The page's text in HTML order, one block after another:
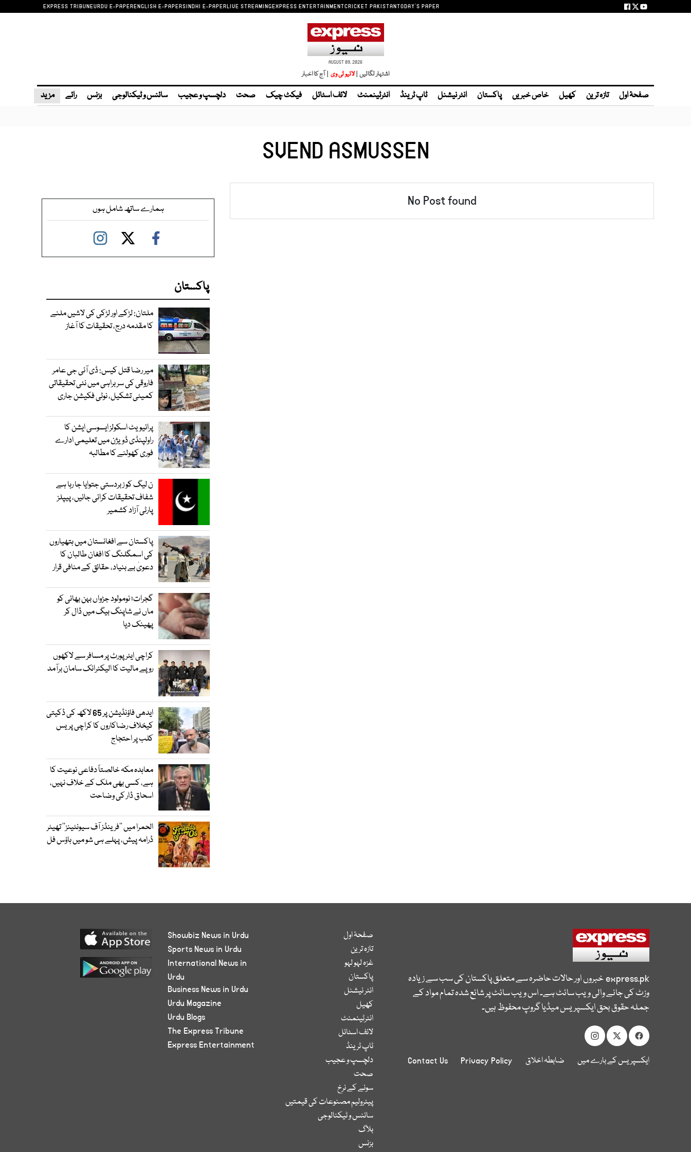
EXPRESS TRIBUNEURDU E-PAPERENGLISH E-PAPERSINDHI E-PAPERLIVE STREAMINGEXPRESS ENTERTAINMENTCRICKET PAKISTANTODAY'S PAPER
AUGUST 09, 2026
اشتہار لگائیں | | آج کا اخبار
صفحۂ اول تازہ ترین کھیل خاص خبریں پاکستان انٹر نیشنل ٹاپ ٹرینڈ انٹرٹینمنٹ لائف اسٹائل فیکٹ چیک صحت دلچسپ و عجیب سائنس و ٹیکنالوجی بزنس رائے مزید
SVEND ASMUSSEN
No Post found ہمارے ساتھ شامل ہوں
پاکستان
ملتان: لڑکے اور لڑکی کی لاشیں ملنے
کا مقدمہ درج، تحقیقات کا آغاز
میر رضا قتل کیس: ڈی آئی جی عامر
فاروقی کی سربراہی میں نئی تحقیقاتی
کمیٹی تشکیل، نوٹی فکیشن جاری
پرائیویٹ اسکولز ایسوسی ایشن کا
راولپنڈی ڈویژن میں تعلیمی ادارے
فوری کھولنے کا مطالبہ
ن لیگ کو زبردستی جتوایا جا رہا ہے
شفاف تحقیقات کرائی جائیں، پیپلز
پارٹی آزاد کشمیر
پاکستان سے افغانستان میں ہتھیاروں
کی اسمگلنگ کا افغان طالبان کا
دعویٰ بے بنیاد، حقائق کے منافی قرار
گجرات؛ نومولود جڑواں بہن بھائی کو
ماں نے شاپنگ بیگ میں ڈال کر
پھینک دیا
کراچی ایئرپورٹ پر مسافر سے لاکھوں
روپے مالیت کا الیکٹرانک سامان برآمد
ایدھی فاؤنڈیشن پر 65 لاکھ کی ڈکیتی
کیخلاف رضاکاروں کا کراچی پریس
کلب پر احتجاج
معاہدہ مکہ خالصتاً دفاعی نوعیت کا
ہے، کسی بھی ملک کے خلاف نہیں،
اسحاق ڈار کی وضاحت
الحمرا میں ’’فرینڈز آف سیونٹینز‘‘ تھیٹر
ڈرامہ پیش، پہلے ہی شو میں ہاؤس فل
express.pkخبروں اور حالات حاضرہ سے متعلق پاکستان کی سب سے زیادہ
وزٹ کی جانے والی ویب سائٹ ہے۔ اس ویب سائٹ پر شائع شدہ تمام مواد کے
جملہ حقوق بحق ایکسپریس میڈیا گروپ محفوظ ہیں۔
ایکسپریس کے بارے میں ضابطہ اخلاق Privacy Policy
Contact Us
صفحۂ اول
تازہ ترین
غزہ لہو لہو
پاکستان
انٹر نیشنل
کھیل
انٹرٹینمنٹ
لائف اسٹائل
ٹاپ ٹرینڈ
دلچسپ و عجیب
صحت
سونے کے نرخ
پیٹرولیم مصنوعات کی قیمتیں
سائنس و ٹیکنالوجی
بلاگ
بزنس
Showbiz News in Urdu
Sports News in Urdu
International News in
Urdu
Business News in Urdu
Urdu Magazine
Urdu Blogs
The Express Tribune
Express Entertainment